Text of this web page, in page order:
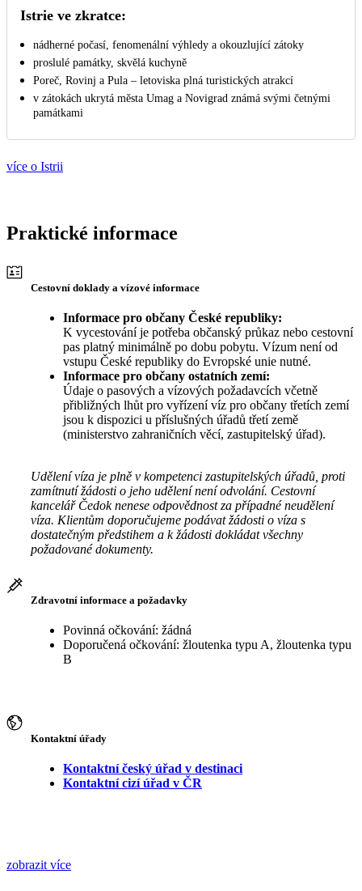
Istrie ve zkratce:
nádherné počasí, fenomenální výhledy a okouzlující zátoky
proslulé památky, skvělá kuchyně
Poreč, Rovinj a Pula – letoviska plná turistických atrakcí
v zátokách ukrytá města Umag a Novigrad známá svými četnými
památkami
více o Istrii
Praktické informace
Cestovní doklady a vízové informace
Informace pro občany České republiky:
K vycestování je potřeba občanský průkaz nebo cestovní
pas platný minimálně po dobu pobytu. Vízum není od
vstupu České republiky do Evropské unie nutné.
Informace pro občany ostatních zemí:
Údaje o pasových a vízových požadavcích včetně
přibližných lhůt pro vyřízení víz pro občany třetích zemí
jsou k dispozici u příslušných úřadů třetí země
(ministerstvo zahraničních věcí, zastupitelský úřad).
Udělení víza je plně v kompetenci zastupitelských úřadů, proti
zamítnutí žádosti o jeho udělení není odvolání. Cestovní
kancelář Čedok nenese odpovědnost za případné neudělení
víza. Klientům doporučujeme podávat žádosti o víza s
dostatečným předstihem a k žádosti dokládat všechny
požadované dokumenty.
Zdravotní informace a požadavky
Povinná očkování: žádná
Doporučená očkování: žloutenka typu A, žloutenka typu
B
Kontaktní úřady
Kontaktní český úřad v destinaci
Kontaktní cizí úřad v ČR
zobrazit více